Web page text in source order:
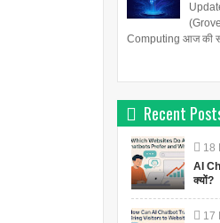
Computing आज की
Recent
18
AI
क्यों?
17